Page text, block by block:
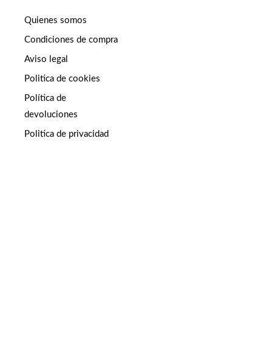
Quienes somos
Condiciones de compra
Aviso legal
Politica de cookies
Política de
devoluciones
Politica de privacidad